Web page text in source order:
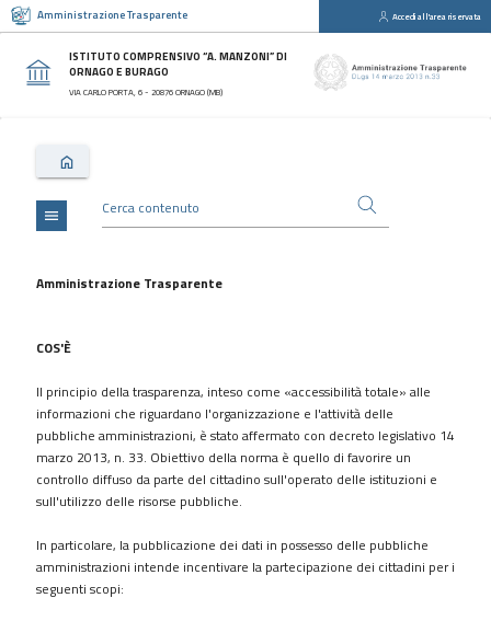
Amministrazione Trasparente Accedi all'area riservata
ISTITUTO COMPRENSIVO “A. MANZONI” DI
ORNAGO E BURAGO
VIA CARLO PORTA, 6 - 20876 ORNAGO (MB)
Sezioni
Disposizioni
Generali
Consulenti
collaboratori
Bandi
Performance
Enti
controllati
Attività
e
procedimenti
Controlli
sulle
menu
Amministrazione Trasparente
COS'È
Il principio della trasparenza, inteso come «accessibilità totale» alle
informazioni che riguardano l'organizzazione e l'attività delle
pubbliche amministrazioni, è stato affermato con decreto legislativo 14
marzo 2013, n. 33. Obiettivo della norma è quello di favorire un
controllo diffuso da parte del cittadino sull'operato delle istituzioni e
sull'utilizzo delle risorse pubbliche.
In particolare, la pubblicazione dei dati in possesso delle pubbliche
amministrazioni intende incentivare la partecipazione dei cittadini per i
seguenti scopi: